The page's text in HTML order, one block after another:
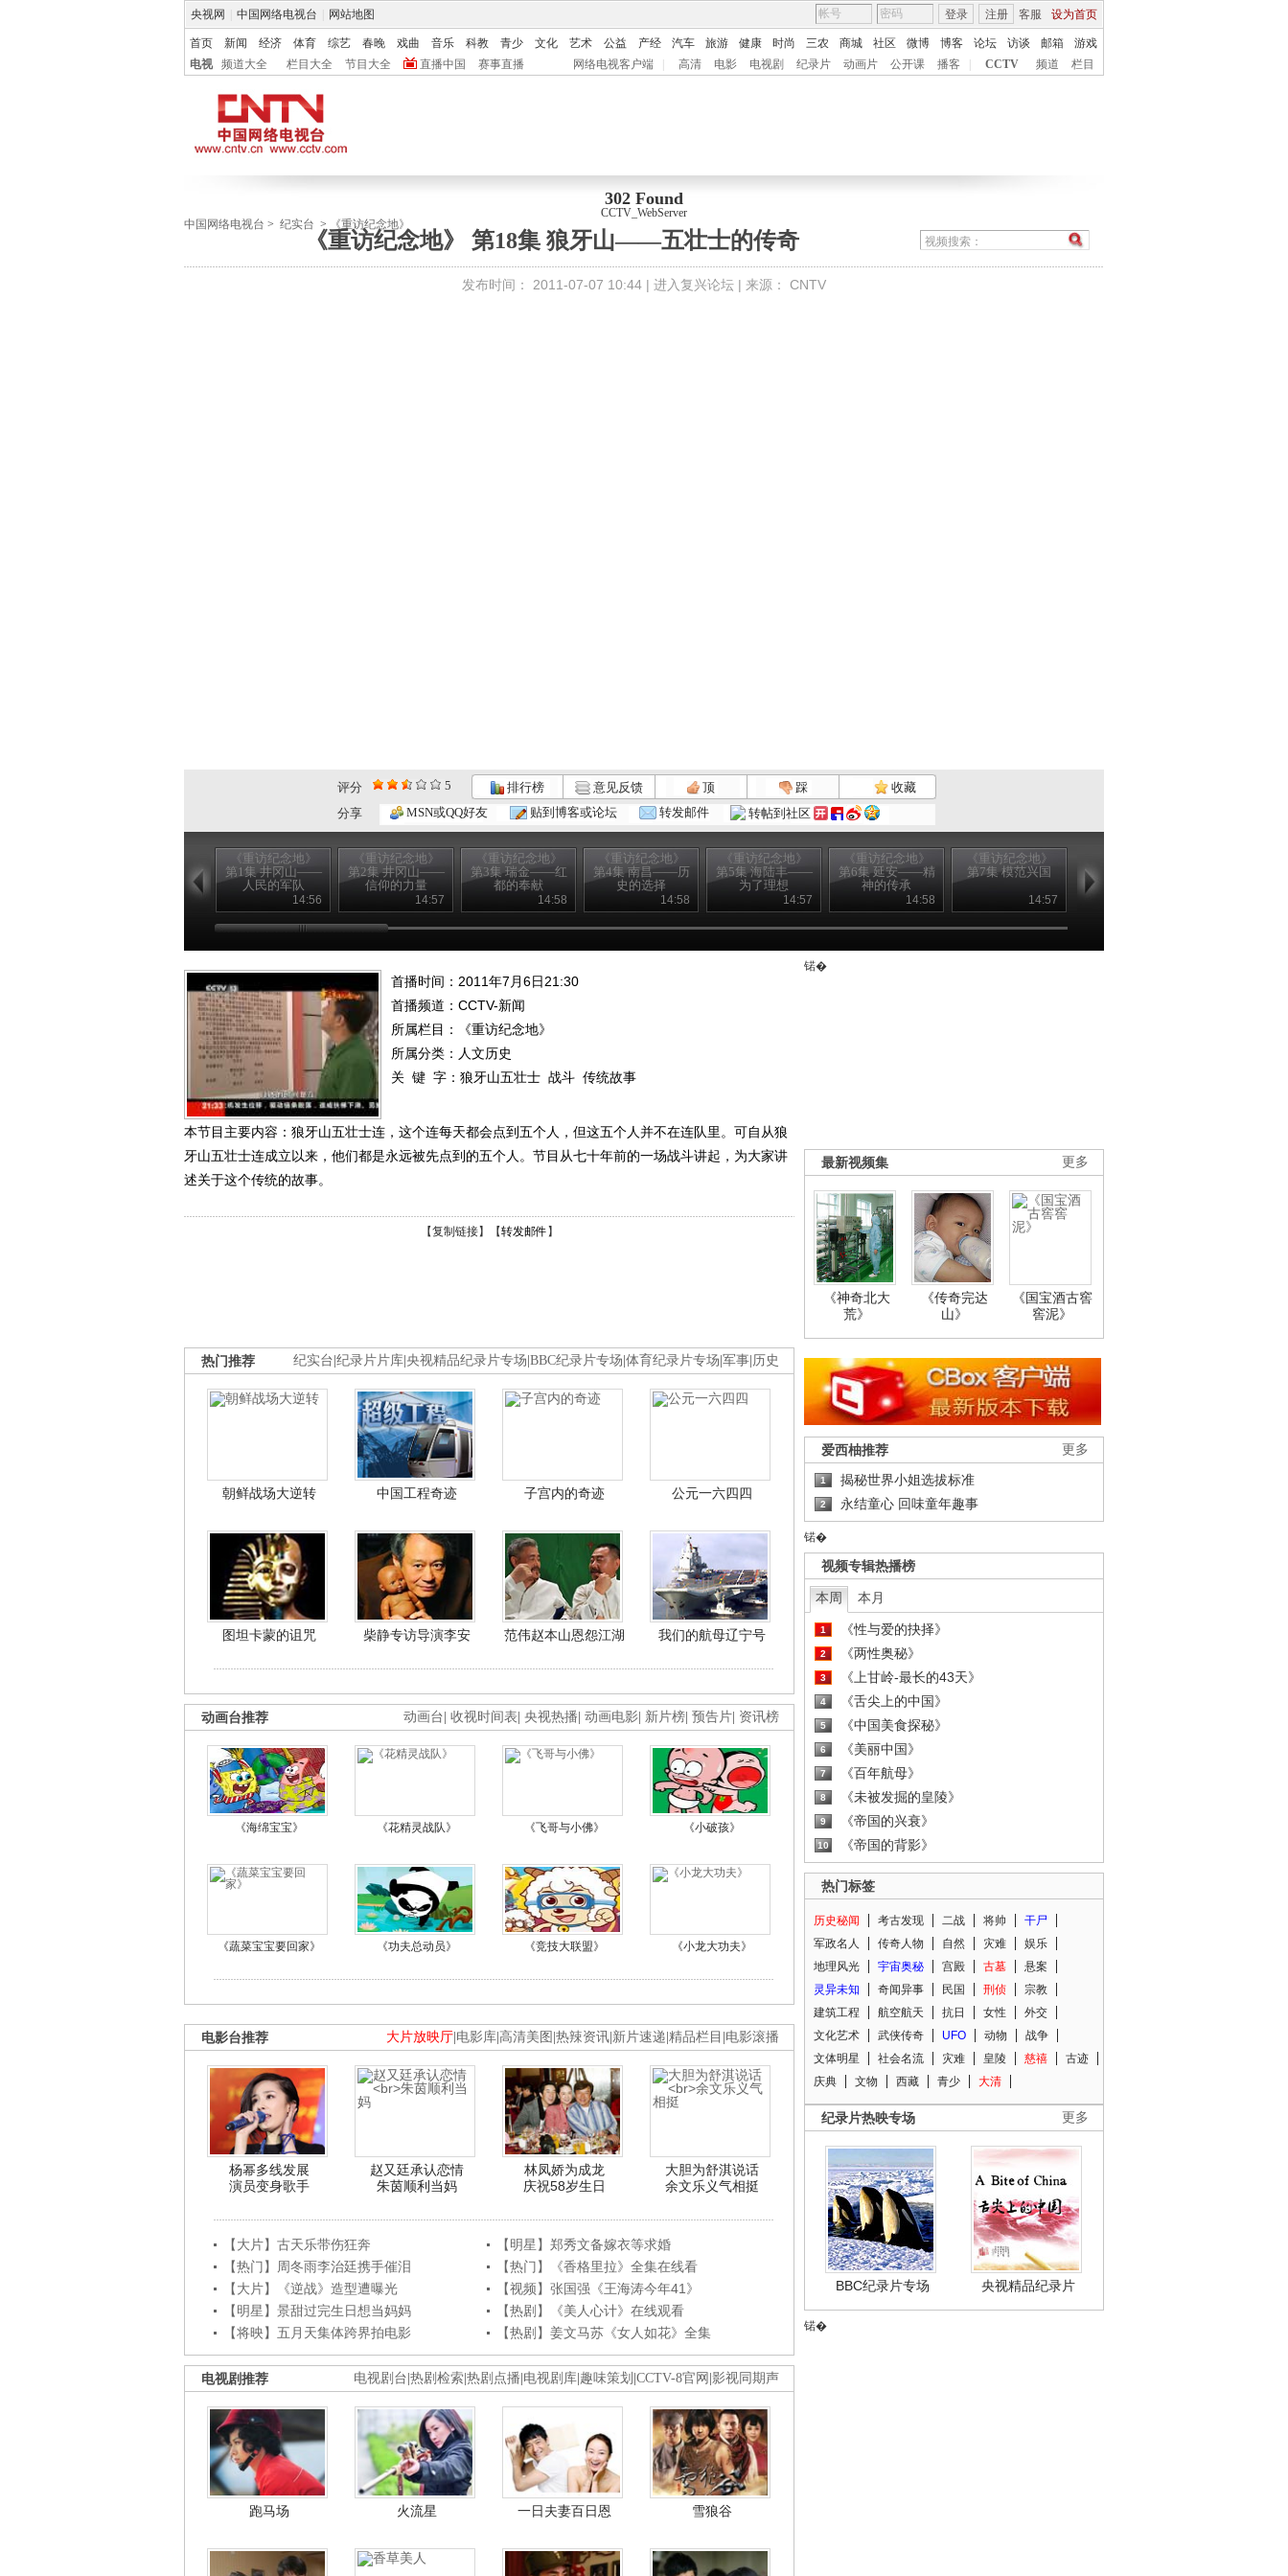
央视网 中国网络电视台 网站地图 客服 设为首页
登录 注册
首页 新闻 经济 体育 综艺 春晚 戏曲 音乐 科教 青少 文化 艺术 公益 产经 汽车 旅游 健康 时尚 三农 商城 社区 微博 博客 论坛 访谈 邮箱
游戏
电视
频道大全 栏目大全 节目大全 直播中国 赛事直播 网络电视客户端 高清 电影 电视剧 纪录片 动画片 公开课 播客 CCTV 频道 栏目
302 Found
CCTV_WebServer
中国网络电视台 > 纪实台 > 《重访纪念地》
《重访纪念地》 第18集 狼牙山——五壮士的传奇
发布时间： 2011-07-07 10:44 | 进入复兴论坛 | 来源： CNTV
评分 5 排行榜 意见反馈 顶 踩
收藏
分享
MSN或QQ好友 贴到博客或论坛 转发邮件 转帖到社区
《重访纪念地》
第1集 井冈山——
人民的军队
14:56
《重访纪念地》
第2集 井冈山——
信仰的力量
14:57
《重访纪念地》
第3集 瑞金——红
都的奉献
14:58
《重访纪念地》
第4集 南昌——历
史的选择
14:58
《重访纪念地》
第5集 海陆丰——
为了理想
14:57
《重访纪念地》
第6集 延安——精
神的传承
14:58
《重访纪念地》
第7集 模范兴国
14:57
第8集 遵义——转
首播时间：2011年7月6日21:30
首播频道： CCTV-新闻
所属栏目：
《重访纪念地》
所属分类：人文历史
关 键 字： 狼牙山五壮士 战斗 传统故事
本节目主要内容：狼牙山五壮士连，这个连每天都会点到五个人，但这五个人并不在连队里。可自从狼
牙山五壮士连成立以来，他们都是永远被先点到的五个人。节目从七十年前的一场战斗讲起，为大家讲
述关于这个传统的故事。
【复制链接】【转发邮件 】
纪实台 纪录片片库 央视精品纪录片专场 BBC纪录片专场 体育纪录片专场 军事 历史
热门推荐
朝鲜战场大逆转 中国工程奇迹 子宫内的奇迹 公元一六四四
图坦卡蒙的诅咒 柴静专访导演李安 范伟赵本山恩怨江湖 我们的航母辽宁号
动画台 收视时间表 央视热播 动画电影 新片榜 预告片 资讯榜
动画台推荐
《海绵宝宝》 《花精灵战队》 《飞哥与小佛》 《小破孩》
《蔬菜宝宝要回家》 《功夫总动员》 《竞技大联盟》 《小龙大功夫》
大片放映厅 电影库 高清美图 热辣资讯 新片速递 精品栏目 电影滚播
电影台推荐
杨幂多线发展
演员变身歌手
赵又廷承认恋情
朱茵顺利当妈
林凤娇为成龙
庆祝58岁生日
大胆为舒淇说话
余文乐义气相挺
【大片】古天乐带伤狂奔
【明星】郑秀文备嫁衣等求婚
【热门】周冬雨李治廷携手催泪
【热门】《香格里拉》全集在线看
【大片】《逆战》造型遭曝光
【视频】张国强《王海涛今年41》
【明星】景甜过完生日想当妈妈
【热剧】《美人心计》在线观看
【将映】五月天集体跨界拍电影
【热剧】姜文马苏《女人如花》全集
电视剧台 热剧检索 热剧点播 电视剧库 趣味策划 CCTV-8官网 影视同期声
电视剧推荐
跑马场 火流星 一日夫妻百日恩 雪狼谷
锘�
更多
最新视频集
《神奇北大
荒》
《传奇完达
山》
《国宝酒古窖
窖泥》
更多
爱西柚推荐
1 揭秘世界小姐选拔标准
2 永结童心 回味童年趣事
锘�
视频专辑热播榜
本周 本月
1 《性与爱的抉择》
2 《两性奥秘》
3 《上甘岭-最长的43天》
4 《舌尖上的中国》
5 《中国美食探秘》
6 《美丽中国》
7 《百年航母》
8 《未被发掘的皇陵》
9 《帝国的兴衰》
10 《帝国的背影》
热门标签
历史秘闻 考古发现 二战 将帅
干尸
军政名人
传奇人物 自然 灾难
娱乐
地理风光
宇宙奥秘 宫殿 古墓
悬案
灵异未知
奇闻异事 民国 刑侦
宗教
建筑工程
航空航天 抗日 女性
外交
文化艺术
武侠传奇 UFO 动物
战争
文体明星
社会名流 灾难 皇陵 慈禧
古迹
庆典
文物 西藏 青少 大清
更多
纪录片热映专场
BBC纪录片专场 央视精品纪录片
锘�